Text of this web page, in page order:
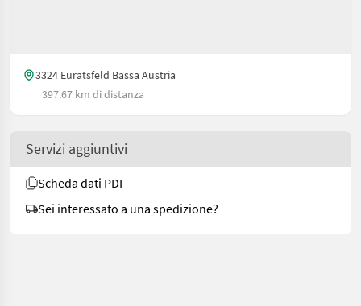
3324 Euratsfeld Bassa Austria
397.67 km di distanza
Servizi aggiuntivi
Scheda dati PDF
Sei interessato a una spedizione?